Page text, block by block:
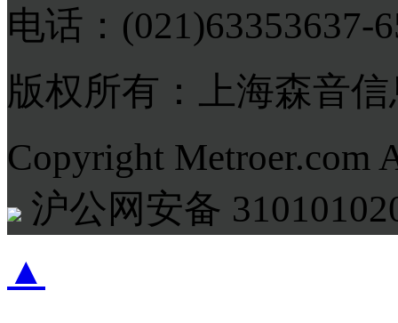
电话：(021)63353637-
版权所有：上海森音
Copyright Metroer.com
沪公网安备
▲